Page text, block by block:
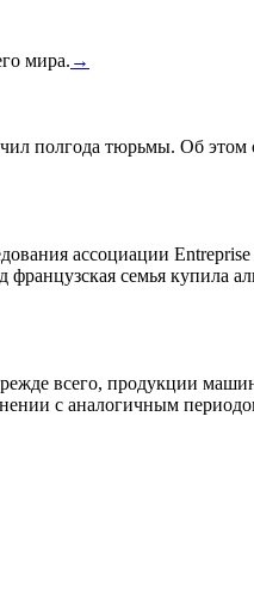
мира. →
полгода тюрьмы. Об этом
ассоциации
семья купила
всего, продукции
с аналогичным